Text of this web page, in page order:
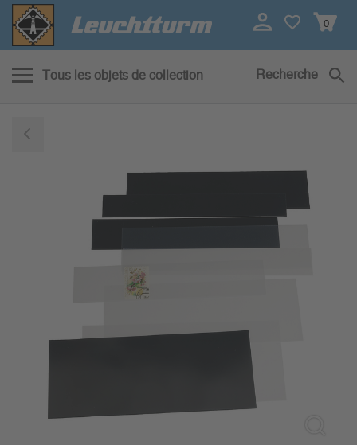
0
Tous les objets de collection Recherche